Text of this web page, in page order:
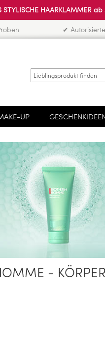
STYLISCHE HAARKLAMMER
✔
UP
-